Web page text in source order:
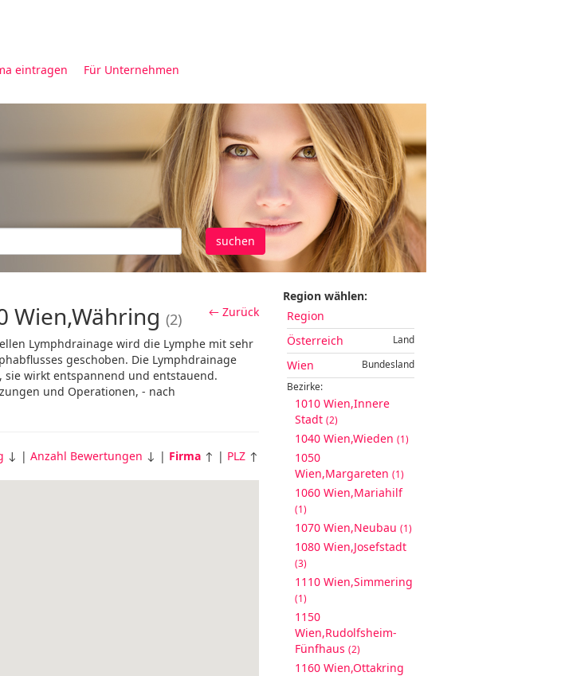
eintragen Für Unternehmen
suchen
← Zurück
Wien,Währing (2)
Lymphdrainage wird die Lymphe mit sehr
geschoben. Die Lymphdrainage
wirkt entspannend und entstauend.
und Operationen, - nach
↓ | Anzahl Bewertungen ↓ | Firma ↑ | PLZ ↑
Region wählen:
Region
Land
Österreich
Bundesland
Wien
Bezirke:
1010 Wien,Innere
Stadt (2)
1040 Wien,Wieden (1)
1050
Wien,Margareten (1)
1060 Wien,Mariahilf
(1)
1070 Wien,Neubau (1)
1080 Wien,Josefstadt
(3)
1110 Wien,Simmering
(1)
1150
Wien,Rudolfsheim-
Fünfhaus (2)
1160 Wien,Ottakring